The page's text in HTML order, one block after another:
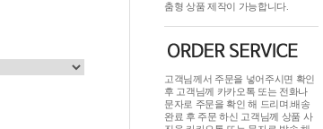
춤형 상품 제작이 가능합니다.
고객님께서 주문을 넣어주시면 확인
후 고객님께 카카오톡 또는 전화나
문자로 주문을 확인 해 드리며.배송
완료 후 주문 하신 고객님께 상품 사